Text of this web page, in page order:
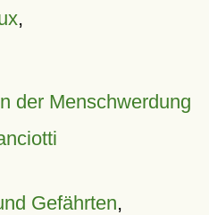
,
der Menschwerdung
Gefährten,